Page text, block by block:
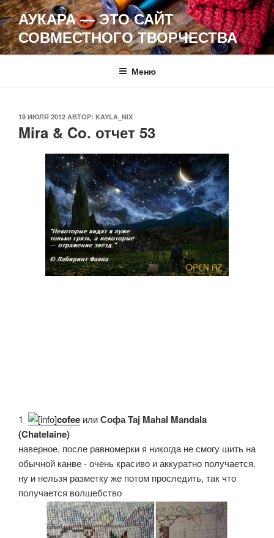
Перейти
к
содержимому
АУКАРА — ЭТО САЙТ
СОВМЕСТНОГО ТВОРЧЕСТВА
Меню
ОПУБЛИКОВАНО
19 ИЮЛЯ 2012 АВТОР: KAYLA_NIX
Mira & Co. отчет 53
1. cofee илиСофа Taj Mahal Mandala
(Chatelaine)
наверное, после равномерки я никогда не смогу шить на
обычной канве - очень красиво и аккуратно получается.
ну и нельзя разметку же потом проследить, так что
получается волшебство